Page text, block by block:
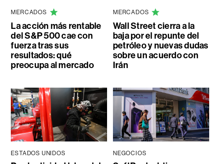
MERCADOS
La acción más rentable
del S&P 500 cae con
fuerza tras sus
resultados: qué
preocupa al mercado
MERCADOS
Wall Street cierra a la
baja por el repunte del
petróleo y nuevas dudas
sobre un acuerdo con
Irán
ESTADOS UNIDOS NEGOCIOS